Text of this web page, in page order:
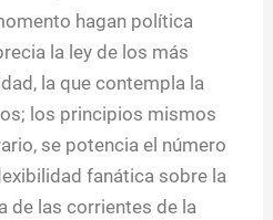
hagan política
la ley de los más
la que contempla la
los principios mismos
se potencia el número
fanática sobre la
de las corrientes de la